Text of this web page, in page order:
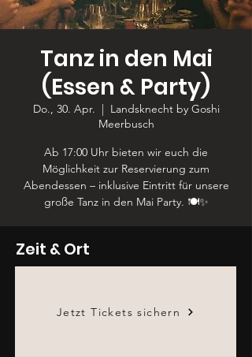
Tanz in den Mai
(Essen & Party)
Do., 30. Apr.
  |
Landsknecht by Goshi
Meerbusch
Ab 17:00 Uhr bieten wir euch die
Möglichkeit zur Reservierung zum
Abendessen – inklusive Eintritt für unsere
große Tanz in den Mai Party. 🍽️✨
Zeit & Ort
Poststraße 70, 40667 Meerbusch,
Jetzt Tickets sichern